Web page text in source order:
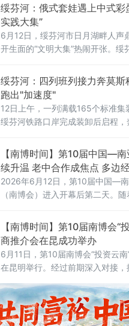
是没有粽子的，所以这次能够来参
佳节活动，我很开心
绥芬河：俄式套娃遇上中式彩
实践大集”
6月12日，绥芬河市日月湖畔人声
开生面的“文明大集”热闹开张。绥
这里飘着的不仅有粽叶香，还有
香。
绥芬河：四列班列接力奔莫斯
跑出"加速度"
12日上午，一列满载165个标准集
绥芬河铁路口岸完成装卸后启程，
飞集团本月开行的第二至第四列
总货值超过8000万元。
【南博时间】第10届中国—
续升温 老中合作成焦点 多边
图景
2026年6月12日，第10届中国—
（南博会）进入开幕后第二天。
本届博览会“同舟共济、协同发展
主题愈发凸显出务实底色。在复
经贸环境下，南博会作为区域性公
台价值，正在转化为实实在在的合
【南博时间】第10届南博会“
商推介会在昆成功举办
6月11日，第10届南博会“投资云
在昆明举行。经过前期深入对接，
特色农业、新材料、现代物流、
色和稀贵金属、生物医药、旅游
项目总投资额约175亿元。